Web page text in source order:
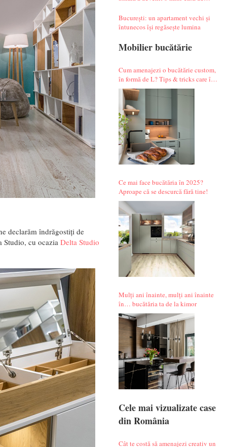
București: un apartament vechi și
întunecos își regăsește lumina
Mobilier bucătărie
Cum amenajezi o bucătărie custom,
în formă de L? Tips & tricks care îți
fac alegerile mai simple.
Ce mai face bucătăria în 2025?
Aproape că se descurcă fără tine!
Mulți ani înainte, mulți ani înainte
în… bucătăria ta de la kimor
Cele mai vizualizate case
din România
Cât te costă să amenajezi creativ un
declarăm îndrăgostiți de
Studio, cu ocaziaDelta Studio